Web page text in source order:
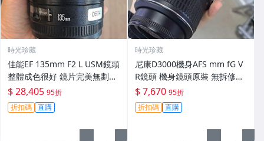
時光珍藏
佳能EF 135mm F2 L USM鏡頭
整體成色很好 鏡片完美無劃痕
功能一切正常 無拆修無-3430
$ 28,405 95折
折扣碼 直購
時光珍藏
尼康D3000機身AFS mm fG V
R鏡頭 機身鏡頭原裝 無拆修無
翻新 有輕微使用痕跡 鏡頭-34
30
$ 7,670 95折
折扣碼 直購